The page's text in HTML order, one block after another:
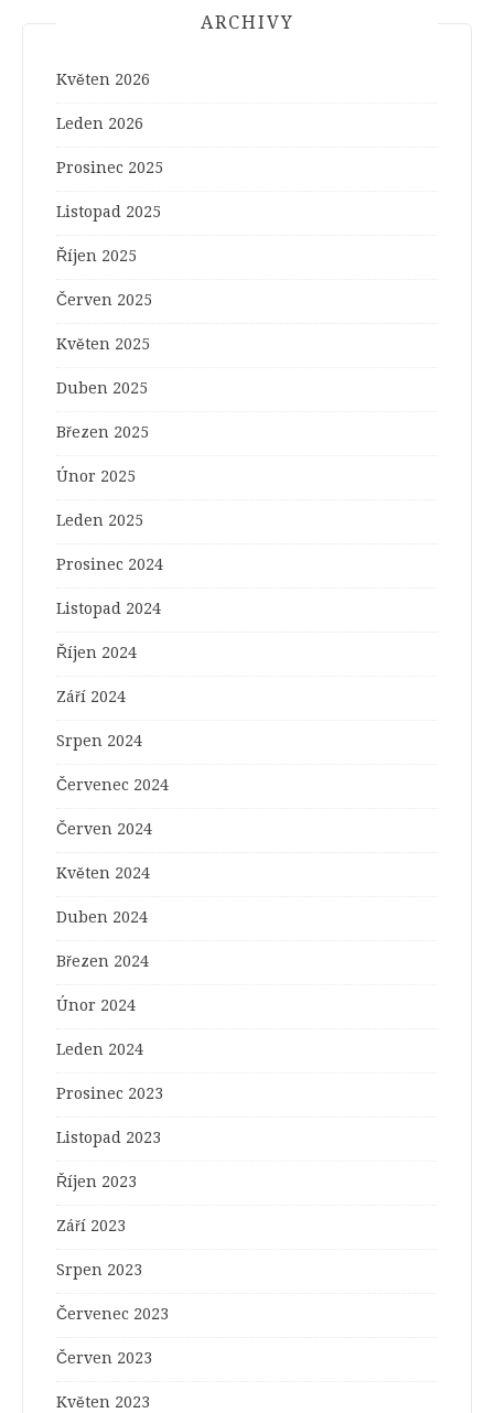
ARCHIVY
Květen 2026
Leden 2026
Prosinec 2025
Listopad 2025
Říjen 2025
Červen 2025
Květen 2025
Duben 2025
Březen 2025
Únor 2025
Leden 2025
Prosinec 2024
Listopad 2024
Říjen 2024
Září 2024
Srpen 2024
Červenec 2024
Červen 2024
Květen 2024
Duben 2024
Březen 2024
Únor 2024
Leden 2024
Prosinec 2023
Listopad 2023
Říjen 2023
Září 2023
Srpen 2023
Červenec 2023
Červen 2023
Květen 2023